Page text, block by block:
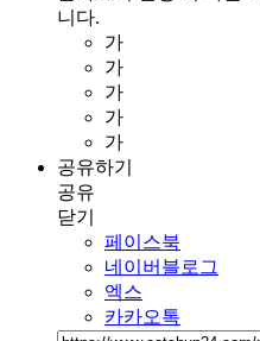
니다.
가
가
가
가
가
공유하기
공유
닫기
페이스북
네이버블로그
엑스
카카오톡